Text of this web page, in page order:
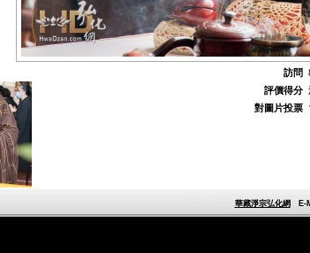
訪問
評價得分
對圖片投票
華藏淨宗弘化網E-